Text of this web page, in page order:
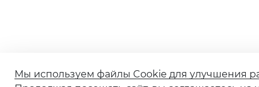
Мы используем файлы Cookie для улучшения